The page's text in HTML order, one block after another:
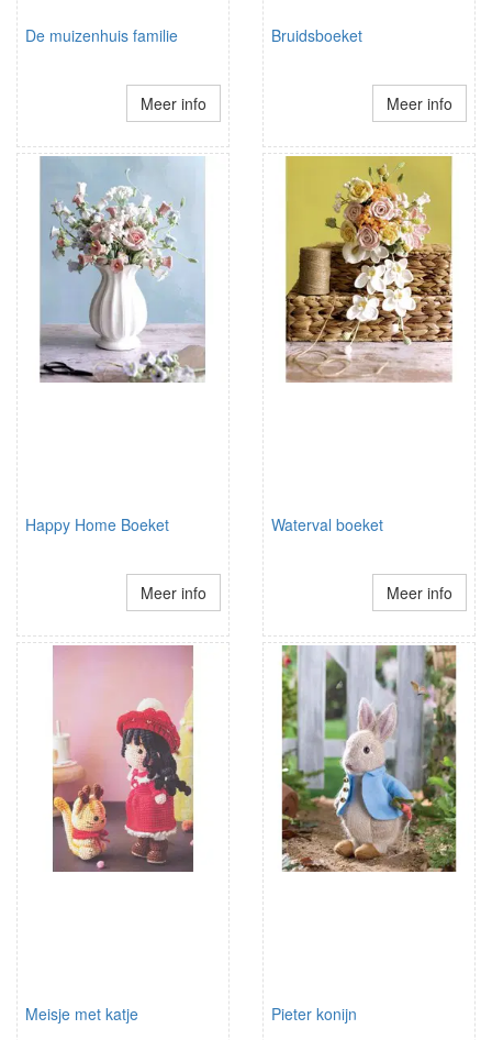
De muizenhuis familie
Meer info
Bruidsboeket
Meer info
Happy Home Boeket
Meer info
Waterval boeket
Meer info
Meisje met katje Pieter konijn